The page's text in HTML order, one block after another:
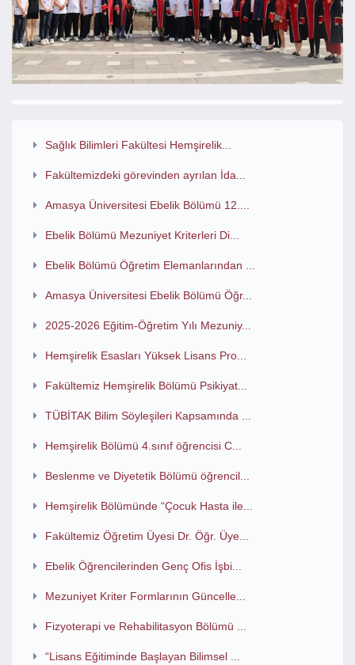
Sağlık Bilimleri Fakültesi Hemşirelik...
Fakültemizdeki görevinden ayrılan İda...
Amasya Üniversitesi Ebelik Bölümü 12....
Ebelik Bölümü Mezuniyet Kriterleri Di...
Ebelik Bölümü Öğretim Elemanlarından ...
Amasya Üniversitesi Ebelik Bölümü Öğr...
2025-2026 Eğitim-Öğretim Yılı Mezuniy...
Hemşirelik Esasları Yüksek Lisans Pro...
Fakültemiz Hemşirelik Bölümü Psikiyat...
TÜBİTAK Bilim Söyleşileri Kapsamında ...
Hemşirelik Bölümü 4.sınıf öğrencisi C...
Beslenme ve Diyetetik Bölümü öğrencil...
Hemşirelik Bölümünde “Çocuk Hasta ile...
Fakültemiz Öğretim Üyesi Dr. Öğr. Üye...
Ebelik Öğrencilerinden Genç Ofis İşbi...
Mezuniyet Kriter Formlarının Güncelle...
Fizyoterapi ve Rehabilitasyon Bölümü ...
“Lisans Eğitiminde Başlayan Bilimsel ...